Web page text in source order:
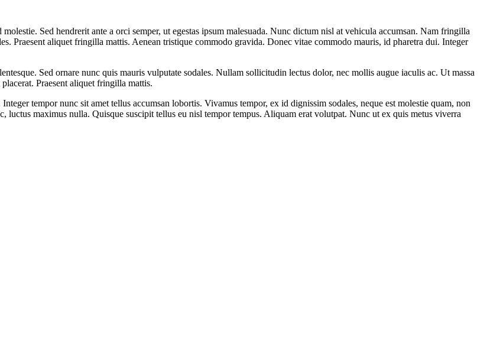
Sed hendrerit ante a orci semper, ut egestas ipsum malesuada. Nunc dictum nisl at vehicula accumsan. Nam fringilla
Praesent aliquet fringilla mattis. Aenean tristique commodo gravida. Donec vitae commodo mauris, id pharetra dui. Integer
Sed ornare nunc quis mauris vulputate sodales. Nullam sollicitudin lectus dolor, nec mollis augue iaculis ac. Ut massa
Praesent aliquet fringilla mattis.
tempor nunc sit amet tellus accumsan lobortis. Vivamus tempor, ex id dignissim sodales, neque est molestie quam, non
luctus maximus nulla. Quisque suscipit tellus eu nisl tempor tempus. Aliquam erat volutpat. Nunc ut ex quis metus viverra